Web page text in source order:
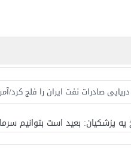
دریایی صادرات نفت ایران را فلج کرد/
این توافق‌نامه پیامی بازدارنده در
بازنده بودن برای ترامپ
یه پزشکیان: بعید است بتوانیم